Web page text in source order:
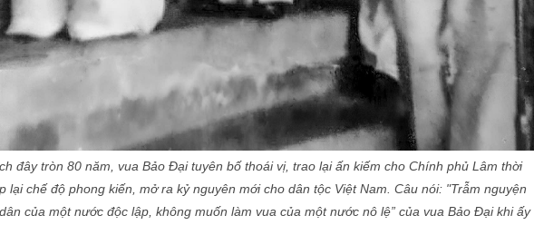
đây tròn 80 năm, vua Bảo Đại tuyên bố thoái vị, trao lại ấn kiếm cho Chính phủ Lâm thời
lại chế độ phong kiến, mở ra kỷ nguyên mới cho dân tộc Việt Nam. Câu nói: "Trẫm nguyện
của một nước độc lập, không muốn làm vua của một nước nô lệ” của vua Bảo Đại khi ấy